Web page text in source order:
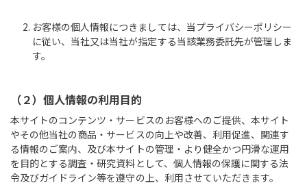
お客様の個人情報につきましては、当プライバシーポリシー
に従い、当社又は当社が指定する当該業務委託先が管理しま
す。
（２）個人情報の利用目的
本サイトのコンテンツ・サービスのお客様へのご提供、本サイト
やその他当社の商品・サービスの向上や改善、利用促進、関連す
る情報のご案内、及び本サイトの管理・より健全かつ円滑な運用
を目的とする調査・研究資料として、個人情報の保護に関する法
令及びガイドライン等を遵守の上、利用させていただきます。